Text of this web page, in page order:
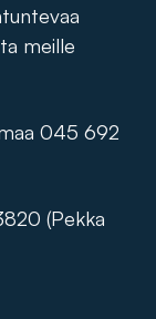
meille
045 692
(Pekka